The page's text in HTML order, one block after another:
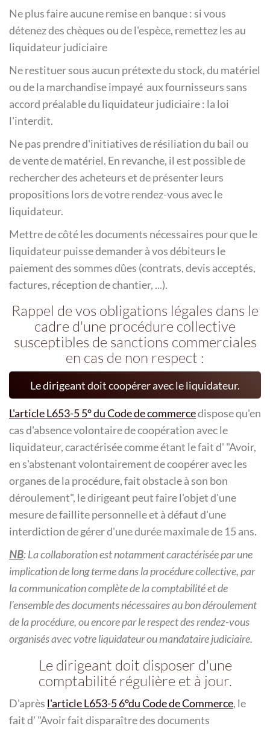
Ne plus faire aucune remise en banque : si vous
détenez des chèques ou de l'espèce, remettez les au
liquidateur judiciaire
Ne restituer sous aucun prétexte du stock, du matériel
ou de la marchandise impayé aux fournisseurs sans
accord préalable du liquidateur judiciaire : la loi
l'interdit.
Ne pas prendre d'initiatives de résiliation du bail ou
de vente de matériel. En revanche, il est possible de
rechercher des acheteurs et de présenter leurs
propositions lors de votre rendez-vous avec le
liquidateur.
Mettre de côté les documents nécessaires pour que le
liquidateur puisse demander à vos débiteurs le
paiement des sommes dûes (contrats, devis acceptés,
factures, réception de chantier, ...).
Rappel de vos obligations légales dans le
cadre d'une procédure collective
susceptibles de sanctions commerciales
en cas de non respect :
Le dirigeant doit coopérer avec le liquidateur.
L'article L653-5 5° du Code de commercedispose qu'en
cas d'absence volontaire de coopération avec le
liquidateur, caractérisée comme étant le fait d' "Avoir,
en s'abstenant volontairement de coopérer avec les
organes de la procédure, fait obstacle à son bon
déroulement", le dirigeant peut faire l'objet d'une
mesure de faillite personnelle et à défaut d'une
interdiction de gérer d'une durée maximale de 15 ans.
NB: La collaboration est notamment caractérisée par une
implication de long terme dans la procédure collective, par
la communication complète de la comptabilité et de
l'ensemble des documents nécessaires au bon déroulement
de la procédure, ou encore par le respect des rendez-vous
organisés avec votre liquidateur ou mandataire judiciaire.
Le dirigeant doit disposer d'une
comptabilité régulière et à jour.
D'après l'article L653-5 6°du Code de Commerce, le
fait d' Avoir fait disparaître des documents